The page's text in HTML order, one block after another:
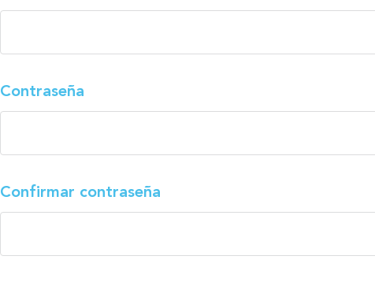
Contraseña
Confirmar contraseña